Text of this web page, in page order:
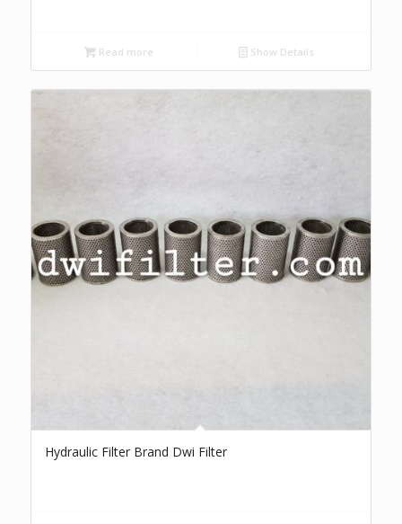
Read more Show Details
Hydraulic Filter Brand Dwi Filter